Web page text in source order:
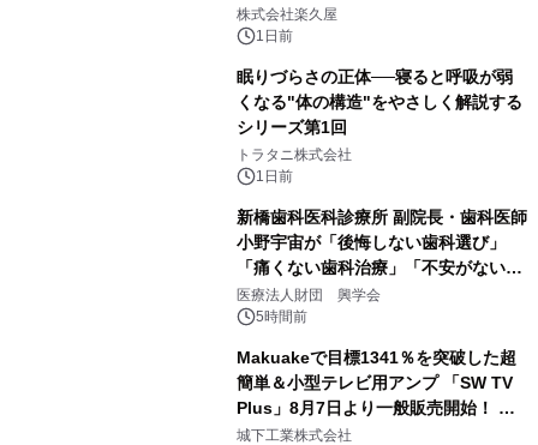
メニューを提供
株式会社楽久屋
1日前
眠りづらさの正体──寝ると呼吸が弱
くなる"体の構造"をやさしく解説する
シリーズ第1回
トラタニ株式会社
1日前
新橋歯科医科診療所 副院長・歯科医師
小野宇宙が「後悔しない歯科選び」
「痛くない歯科治療」「不安がない治
療計画」をテーマに専門監修
医療法人財団 興学会
5時間前
Makuakeで目標1341％を突破した超
簡単＆小型テレビ用アンプ 「SW TV
Plus」8月7日より一般販売開始！ ケ
ーブル1本つなぐだけ、テレビの音が
城下工業株式会社